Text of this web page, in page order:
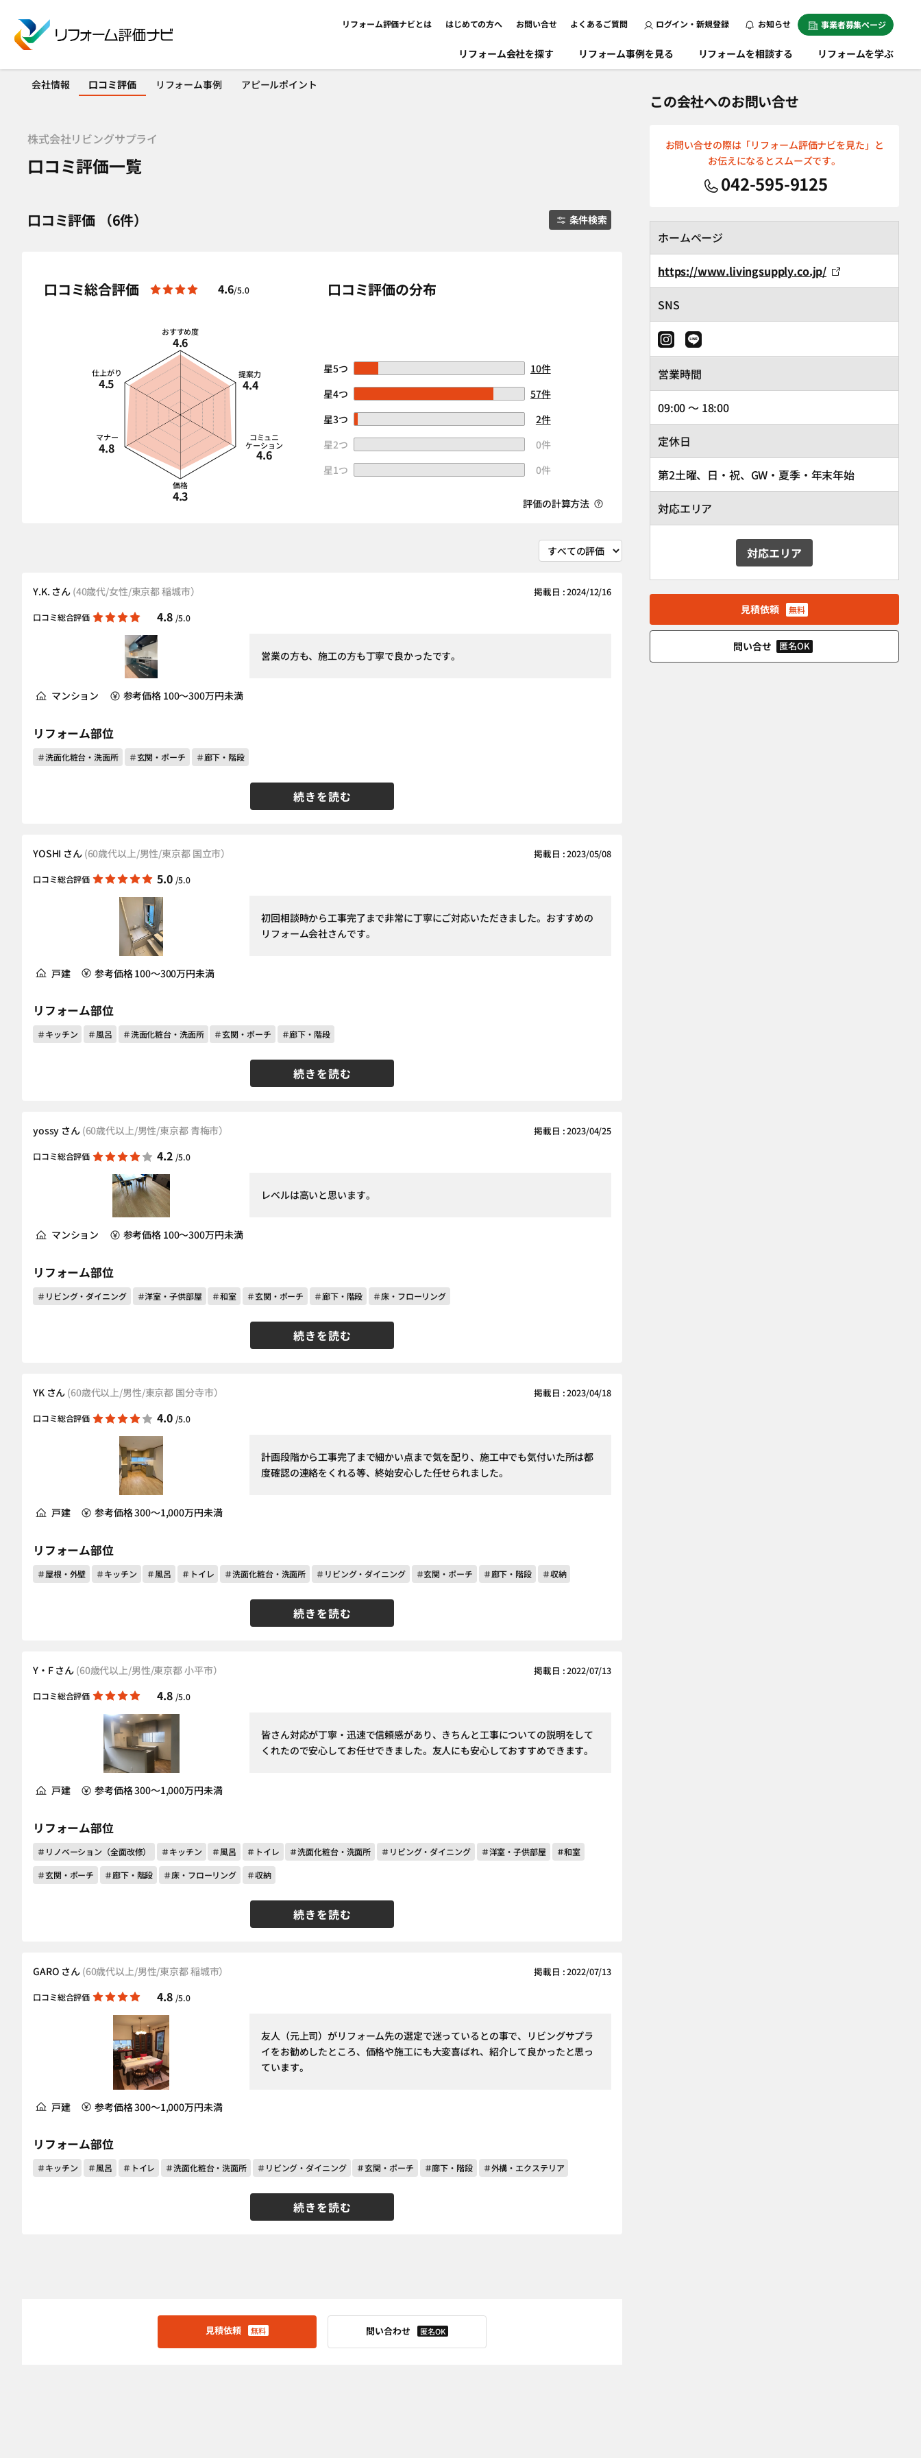
リフォーム評価ナビとは はじめての方へ お問い合せ よくあるご質問 ログイン・新規登録 お知らせ 事業者募集ページ
リフォーム会社を探す リフォーム事例を見る リフォームを相談する リフォームを学ぶ
会社情報 口コミ評価 リフォーム事例 アピールポイント
株式会社リビングサプライ
口コミ評価一覧
口コミ評価 （6件） 条件検索
口コミ総合評価 4.6/5.0
おすすめ度
4.6
提案力
4.4
コミュニ
ケーション
4.6
価格
4.3
マナー
4.8
仕上がり
4.5
口コミ評価の分布
星5つ
10件
星4つ
57件
星3つ
2件
星2つ
0件
星1つ
0件
評価の計算方法
Y.K. さん (40歳代/女性/東京都 稲城市） 掲載日 : 2024/12/16
口コミ総合評価 4.8 /5.0
営業の方も、施工の方も丁寧で良かったです。
続きを読む
マンション 参考価格 100～300万円未満
リフォーム部位
＃洗面化粧台・洗面所 ＃玄関・ポーチ ＃廊下・階段
YOSHI さん (60歳代以上/男性/東京都 国立市） 掲載日 : 2023/05/08
口コミ総合評価 5.0 /5.0
初回相談時から工事完了まで非常に丁寧にご対応いただきました。おすすめの
リフォーム会社さんです。
続きを読む
戸建 参考価格 100～300万円未満
リフォーム部位
＃キッチン ＃風呂 ＃洗面化粧台・洗面所 ＃玄関・ポーチ ＃廊下・階段
yossy さん (60歳代以上/男性/東京都 青梅市） 掲載日 : 2023/04/25
口コミ総合評価 4.2 /5.0
レベルは高いと思います。
続きを読む
マンション 参考価格 100～300万円未満
リフォーム部位
＃リビング・ダイニング ＃洋室・子供部屋 ＃和室 ＃玄関・ポーチ ＃廊下・階段 ＃床・フローリング
YK さん (60歳代以上/男性/東京都 国分寺市） 掲載日 : 2023/04/18
口コミ総合評価 4.0 /5.0
計画段階から工事完了まで細かい点まで気を配り、施工中でも気付いた所は都
度確認の連絡をくれる等、終始安心した任せられました。
続きを読む
戸建 参考価格 300～1,000万円未満
リフォーム部位
＃屋根・外壁 ＃キッチン ＃風呂 ＃トイレ ＃洗面化粧台・洗面所 ＃リビング・ダイニング ＃玄関・ポーチ ＃廊下・階段 ＃収納
Y・F さん (60歳代以上/男性/東京都 小平市） 掲載日 : 2022/07/13
口コミ総合評価 4.8 /5.0
皆さん対応が丁寧・迅速で信頼感があり、きちんと工事についての説明をして
くれたので安心してお任せできました。友人にも安心しておすすめできます。
続きを読む
戸建 参考価格 300～1,000万円未満
リフォーム部位
＃リノベーション（全面改修） ＃キッチン ＃風呂 ＃トイレ ＃洗面化粧台・洗面所 ＃リビング・ダイニング ＃洋室・子供部屋
＃和室
＃玄関・ポーチ
＃廊下・階段 ＃床・フローリング ＃収納
GARO さん (60歳代以上/男性/東京都 稲城市） 掲載日 : 2022/07/13
口コミ総合評価 4.8 /5.0
友人（元上司）がリフォーム先の選定で迷っているとの事で、リビングサプラ
イをお勧めしたところ、価格や施工にも大変喜ばれ、紹介して良かったと思っ
ています。
続きを読む
戸建 参考価格 300～1,000万円未満
リフォーム部位
＃キッチン ＃風呂 ＃トイレ ＃洗面化粧台・洗面所 ＃リビング・ダイニング ＃玄関・ポーチ ＃廊下・階段 ＃外構・エクステリア
見積依頼 無料 問い合わせ 匿名OK
この会社へのお問い合せ
お問い合せの際は「リフォーム評価ナビを見た」と
お伝えになるとスムーズです。
042-595-9125
ホームページ
https://www.livingsupply.co.jp/
SNS
営業時間
09:00 ～ 18:00
定休日
第2土曜、日・祝、GW・夏季・年末年始
対応エリア
対応エリア
見積依頼 無料
問い合せ 匿名OK